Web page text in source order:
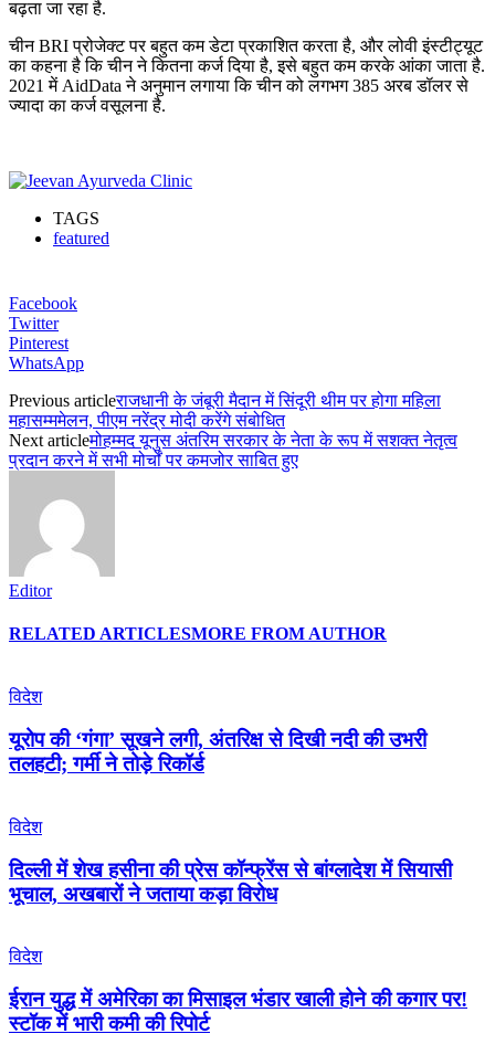
बढ़ता जा रहा है.
चीन BRI प्रोजेक्ट पर बहुत कम डेटा प्रकाशित करता है, और लोवी इंस्टीट्यूट
का कहना है कि चीन ने कितना कर्ज दिया है, इसे बहुत कम करके आंका जाता है.
2021 में AidData ने अनुमान लगाया कि चीन को लगभग 385 अरब डॉलर से
ज्यादा का कर्ज वसूलना है.
TAGS
featured
Facebook
Twitter
Pinterest
WhatsApp
Previous articleराजधानी के जंबूरी मैदान में सिंदूरी थीम पर होगा महिला
महासम्ममेलन, पीएम नरेंद्र मोदी करेंगे संबोधित
Next articleमोहम्मद यूनुस अंतरिम सरकार के नेता के रूप में सशक्त नेतृत्व
प्रदान करने में सभी मोर्चों पर कमजोर साबित हुए
Editor
RELATED ARTICLESMORE FROM AUTHOR
विदेश
यूरोप की ‘गंगा’ सूखने लगी, अंतरिक्ष से दिखी नदी की उभरी
तलहटी; गर्मी ने तोड़े रिकॉर्ड
विदेश
दिल्ली में शेख हसीना की प्रेस कॉन्फ्रेंस से बांग्लादेश में सियासी
भूचाल, अखबारों ने जताया कड़ा विरोध
विदेश
ईरान युद्ध में अमेरिका का मिसाइल भंडार खाली होने की कगार पर!
स्टॉक में भारी कमी की रिपोर्ट